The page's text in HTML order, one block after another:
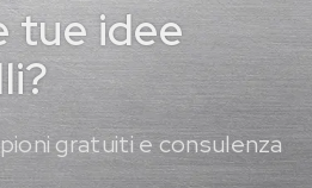
tue idee
gratuiti e consulenza